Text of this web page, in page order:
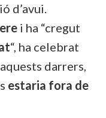
d’avui.
i ha “cregut
“, ha celebrat
darrers,
estaria fora de